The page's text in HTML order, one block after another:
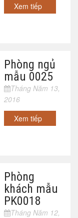
Xem tiếp
Phòng ngủ
mẫu 0025
Tháng Năm 13,
2016
Xem tiếp
Phòng
khách mẫu
PK0018
Tháng Năm 12,